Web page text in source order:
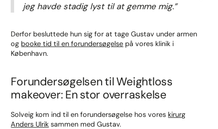
jeg havde stadig lyst til at gemme mig.”
Derfor besluttede hun sig for at tage Gustav under armen
og booke tid til en forundersøgelse på vores klinik i
København.
Forundersøgelsen til Weightloss
makeover: En stor overraskelse
Solveig kom ind til en forundersøgelse hos vores kirurg
Anders Ulrik sammen med Gustav.